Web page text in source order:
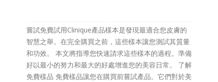
嘗試免費試用Clinique產品樣本是發現最適合您皮膚的
智慧之舉。在完全購買之前，這些樣本讓您測試其質量
和功效。 本文將指導您快速請求這些樣本的過程。準備
好以最小的努力和最大的好處增進您的美容日常。 了解
免費樣品 免費樣品讓您在購買前嘗試產品。它們對於美